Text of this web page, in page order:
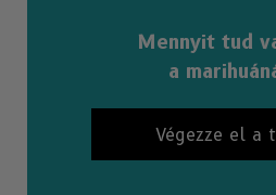
Mennyit tud
a
Végezze el a